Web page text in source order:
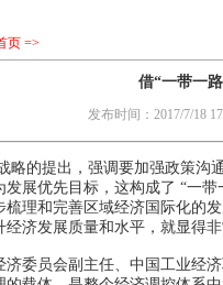
页 =>
借“一带一
发布时间：2017/7/18
略的提出，强调要加强政策沟
发展优先目标，这构成了 “一
梳理和完善区域经济国际化的
经济发展质量和水平，就显得非
员会副主任、中国工业经济